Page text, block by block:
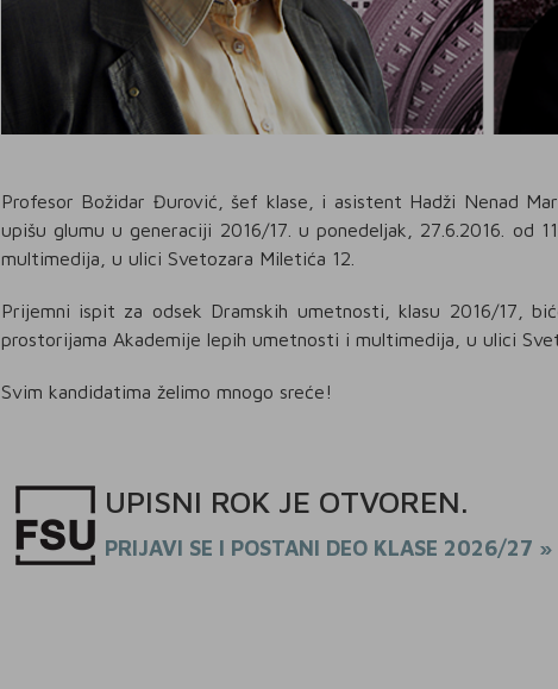
Profesor Božidar Đurović, šef klase, i asistent Hadži Nenad
upišu glumu u generaciji 2016/17. u ponedeljak, 27.6.2016. od
multimedija, u ulici Svetozara Miletića 12.
Prijemni ispit za odsek Dramskih umetnosti, klasu 2016/17,
prostorijama Akademije lepih umetnosti i multimedija, u ulici
Svim kandidatima želimo mnogo sreće!
UPISNI ROK JE OTVOREN.
PRIJAVI SE I POSTANI DEO KLASE 2026/27 »